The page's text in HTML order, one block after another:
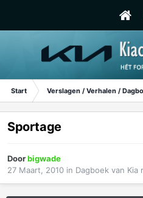
Start Verslagen / Verhalen /
Sportage
Doorbigwade
27 Maart, 2010 in Dagboek van Kia